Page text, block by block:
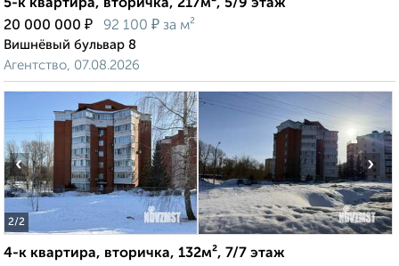
5-к квартира, вторичка, 217м², 5/9 этаж
20 000 000 ₽ 92 100 ₽ за м²
Вишнёвый бульвар 8
Агентство, 07.08.2026
2/2
‹ ›
4-к квартира, вторичка, 132м², 7/7 этаж